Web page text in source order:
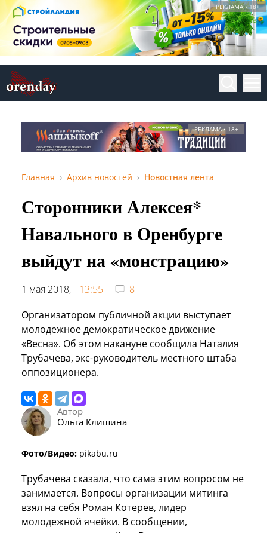
РЕКЛАМА • 18+
РЕКЛАМА • 18+
Главная Архив новостей Новостная лента
Сторонники Алексея*
Навального в Оренбурге
выйдут на «монстрацию»
1 мая 2018, 13:55
8
Организатором публичной акции выступает
молодежное демократическое движение
«Весна». Об этом накануне сообщила Наталия
Трубачева, экс-руководитель местного штаба
оппозиционера.
Автор
Ольга Клишина
Фото/Видео: pikabu.ru
Трубачева сказала, что сама этим вопросом не
занимается. Вопросы организации митинга
взял на себя Роман Котерев, лидер
молодежной ячейки. В сообщении,